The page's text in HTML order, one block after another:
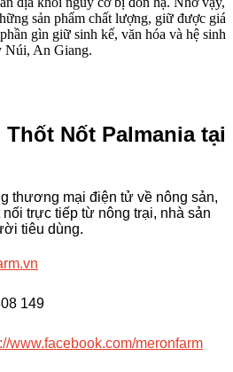
sản phẩm chất lượng, giữ được giá
gìn giữ sinh kế, văn hóa và hệ sinh
Núi, An Giang.
Thốt Nốt Palmania tại
thương mại điện tử về nông sản,
trực tiếp từ nông trại, nhà sản
tiêu dùng.
149
www.facebook.com/meronfarm